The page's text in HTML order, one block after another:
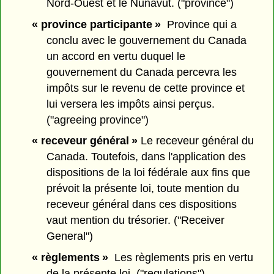
Nord-Ouest et le Nunavut. ("province")
« province participante »Province qui a
conclu avec le gouvernement du Canada
un accord en vertu duquel le
gouvernement du Canada percevra les
impôts sur le revenu de cette province et
lui versera les impôts ainsi perçus.
("agreeing province")
« receveur général » Le receveur général du
Canada. Toutefois, dans l'application des
dispositions de la loi fédérale aux fins que
prévoit la présente loi, toute mention du
receveur général dans ces dispositions
vaut mention du trésorier. ("Receiver
General")
« règlements »Les règlements pris en vertu